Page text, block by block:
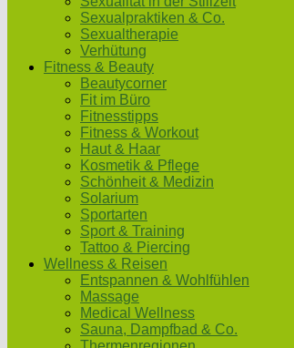
Sexualpraktiken & Co.
Sexualtherapie
Verhütung
Fitness & Beauty
Beautycorner
Fit im Büro
Fitnesstipps
Fitness & Workout
Haut & Haar
Kosmetik & Pflege
Schönheit & Medizin
Solarium
Sportarten
Sport & Training
Tattoo & Piercing
Wellness & Reisen
Entspannen & Wohlfühlen
Massage
Medical Wellness
Sauna, Dampfbad & Co.